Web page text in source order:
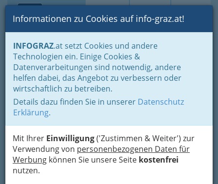
Suche Login Toggle
Informationen zu Cookies auf info-graz.at!
INFOGRAZ.at setzt Cookies und andere
Technologien ein. Einige Cookies &
Datenverarbeitungen sind notwendig, andere
helfen dabei, das Angebot zu verbessern oder
wirtschaftlich zu betreiben.
Details dazu finden Sie in unserer Datenschutz
Erklärung.
Mit Ihrer Einwilligung('Zustimmen & Weiter') zur
Verwendung von personenbezogenen Daten für
Werbung können Sie unsere Seite kostenfrei
nutzen.
Home
Gastronomie
Gastronomie: Toprestaurants & Gasthäuser
International - fremde Länder
Kroatisch
Restaurant Purgar
Hauptstraße 52, 8773 Kammern im Liesingtal
+43 3844 870 42
+43 676 3007 980
Karte